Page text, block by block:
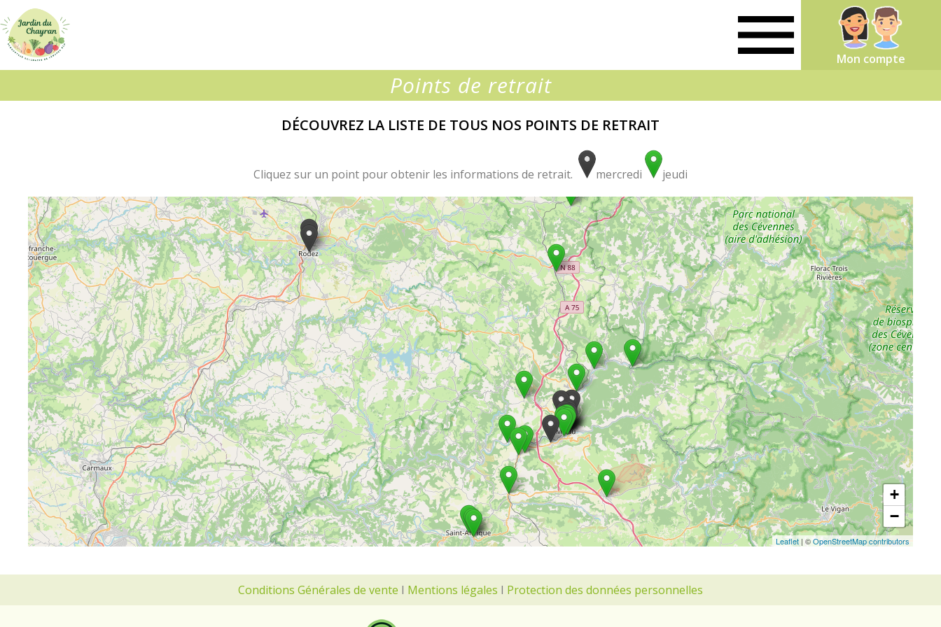
Mon compte
Points de retrait
DÉCOUVREZ LA LISTE DE TOUS NOS POINTS DE RETRAIT
Cliquez sur un point pour obtenir les informations de retrait. mercredi jeudi
+
−
Leaflet | ©OpenStreetMap contributors
Conditions Générales de vente I Mentions légales I Protection des données personnelles